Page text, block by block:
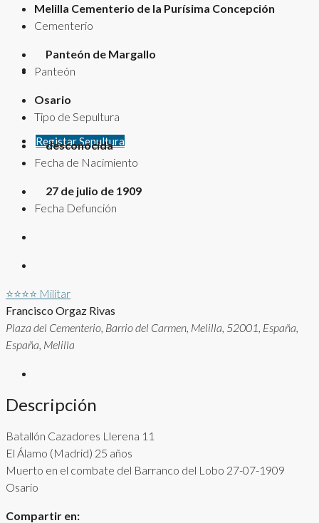
Registar Sepultura
Melilla Cementerio de la Purísima Concepción
Cementerio
Panteón de Margallo
Panteón
Osario
Tipo de Sepultura
desconocida
Fecha de Nacimiento
27 de julio de 1909
Fecha Defunción
⭐⭐⭐⭐ Militar
Francisco Orgaz Rivas
Plaza del Cementerio, Barrio del Carmen, Melilla, 52001, España,
España, Melilla
Descripción
Batallón Cazadores Llerena 11
El Álamo (Madrid) 25 años
Muerto en el combate del Barranco del Lobo 27-07-1909
Osario
Compartir en: